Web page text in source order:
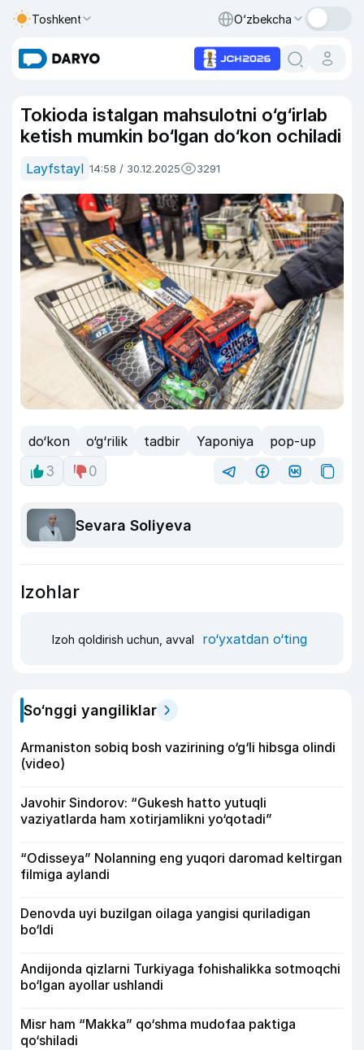
Toshkent O‘zbekcha
Tokioda istalgan mahsulotni o‘g‘irlab
ketish mumkin bo‘lgan do‘kon ochiladi
Layfstayl 14:58 / 30.12.2025 3291
do‘kon o‘g‘rilik tadbir Yaponiya
pop-up
3
0
Sevara Soliyeva
Izohlar
Izoh qoldirish uchun, avval ro‘yxatdan o‘ting
So‘nggi yangiliklar
Armaniston sobiq bosh vazirining o‘g‘li hibsga olindi
(video)
Javohir Sindorov: “Gukesh hatto yutuqli
vaziyatlarda ham xotirjamlikni yo‘qotadi”
“Odisseya” Nolanning eng yuqori daromad keltirgan
filmiga aylandi
Denovda uyi buzilgan oilaga yangisi quriladigan
bo‘ldi
Andijonda qizlarni Turkiyaga fohishalikka sotmoqchi
bo‘lgan ayollar ushlandi
Misr ham “Makka” qo‘shma mudofaa paktiga
qo‘shiladi